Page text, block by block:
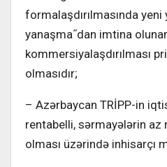
formalaşdırılmasında
yanaşma˝dan imtina
kommersiyalaşdırılması
olmasıdır;
– Azərbaycan TRİPP-in
rentabelli, sərmayələrin az
olması üzərində inhisarçı